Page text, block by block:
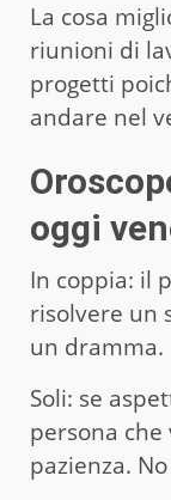
La cosa
riunioni di
progetti
andare nel
oggi
In coppia: il
risolvere un
un dramma.
Soli: se
persona che
pazienza.